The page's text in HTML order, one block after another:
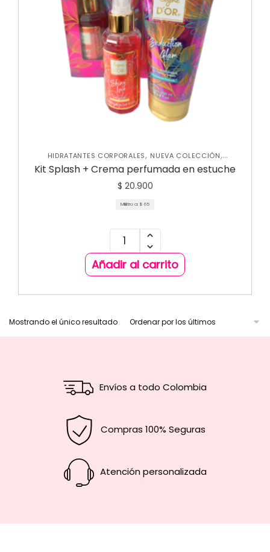
HIDRATANTES CORPORALES, NUEVA COLECCIÓN,
PERFUMES PARA MUJER SKIN CARE CORPORAL
Kit Splash + Crema perfumada en estuche
$ 20.900
Mililitro a: $ 65
Añadir al carrito
Mostrando el único resultado
Envíos a todo Colombia
Compras 100% Seguras
Atención personalizada